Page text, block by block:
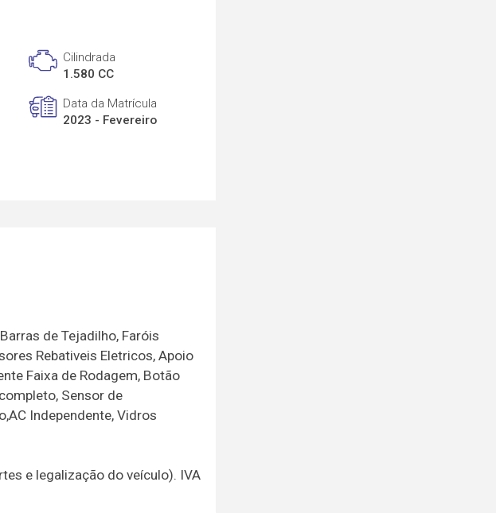
Cilindrada
1.580 CC
Data da Matrícula
2023 - Fevereiro
de Tejadilho, Faróis
Rebativeis Eletricos, Apoio
Faixa de Rodagem, Botão
Sensor de
Independente, Vidros
e legalização do veículo). IVA